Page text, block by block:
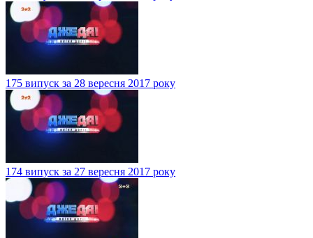
175 випуск за 28 вересня 2017 року
174 випуск за 27 вересня 2017 року